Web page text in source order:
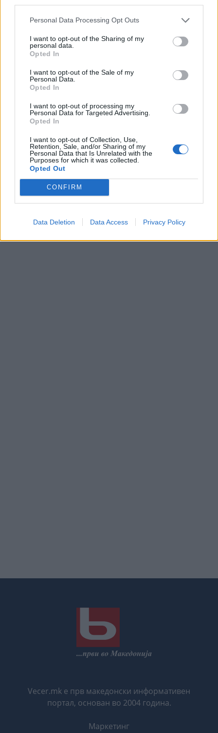
Personal Data Processing Opt Outs
I want to opt-out of the Sharing of my
personal data.
Opted In
I want to opt-out of the Sale of my
Personal Data.
Opted In
I want to opt-out of processing my
Personal Data for Targeted Advertising.
Opted In
I want to opt-out of Collection, Use,
Retention, Sale, and/or Sharing of my
Personal Data that Is Unrelated with the
Purposes for which it was collected.
Opted Out
CONFIRM
Data Deletion Data Access Privacy Policy
ТЕМПЕРАТУРАТА ВО СРЕДА ЌЕ
БИДЕ ЗА НА ЛЕКАР, а потоа...
е пензиониран, три дена
откако му го врати пасошот
Мицкоски откри дека
човекот појма нема од
ништо, освен за кеш
Исчезнаа десетмина
Пакистан- меѓу нив и познат
Непалец
БЕЛ ШТРАЈК НА ГРАНИЦИТЕ:
Вака не било никогаш на
чека и пет часа
Vecer.mk е прв македонски информативен
портал, основан во 2004 година.
Маркетинг